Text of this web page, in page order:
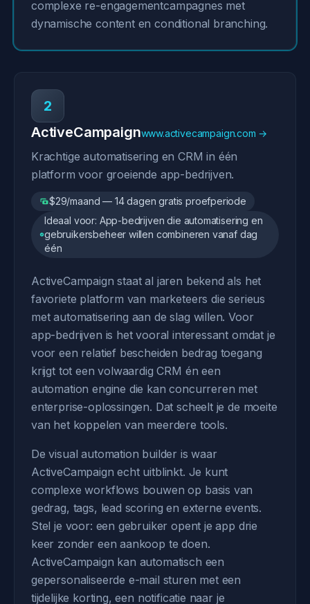
complexe re-engagementcampagnes met
dynamische content en conditional branching.
2
ActiveCampaignwww.activecampaign.com →
Krachtige automatisering en CRM in één
platform voor groeiende app-bedrijven.
$29/maand — 14 dagen gratis proefperiode
Ideaal voor: App-bedrijven die automatisering en
gebruikersbeheer willen combineren vanaf dag
één
ActiveCampaign staat al jaren bekend als het
favoriete platform van marketeers die serieus
met automatisering aan de slag willen. Voor
app-bedrijven is het vooral interessant omdat je
voor een relatief bescheiden bedrag toegang
krijgt tot een volwaardig CRM én een
automation engine die kan concurreren met
enterprise-oplossingen. Dat scheelt je de moeite
van het koppelen van meerdere tools.
De visual automation builder is waar
ActiveCampaign echt uitblinkt. Je kunt
complexe workflows bouwen op basis van
gedrag, tags, lead scoring en externe events.
Stel je voor: een gebruiker opent je app drie
keer zonder een aankoop te doen.
ActiveCampaign kan automatisch een
gepersonaliseerde e-mail sturen met een
tijdelijke korting, een notificatie naar je